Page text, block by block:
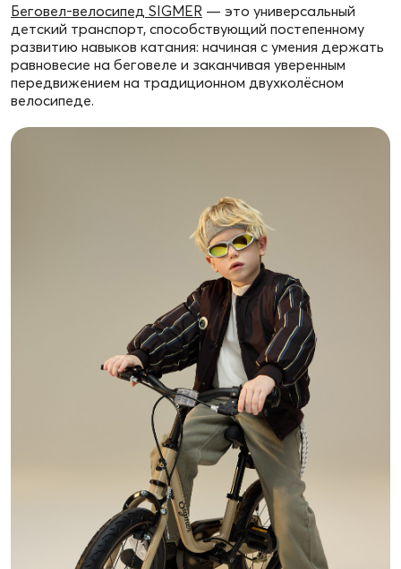
Беговел-велосипед SIGMER — это универсальный
детский транспорт, способствующий постепенному
развитию навыков катания: начиная с умения держать
равновесие на беговеле и заканчивая уверенным
передвижением на традиционном двухколёсном
велосипеде.